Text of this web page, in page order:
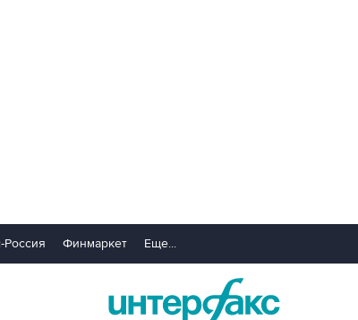
Россия Финмаркет Еще...